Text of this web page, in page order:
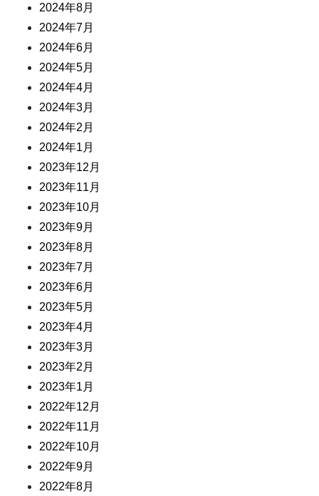
2024年8月
2024年7月
2024年6月
2024年5月
2024年4月
2024年3月
2024年2月
2024年1月
2023年12月
2023年11月
2023年10月
2023年9月
2023年8月
2023年7月
2023年6月
2023年5月
2023年4月
2023年3月
2023年2月
2023年1月
2022年12月
2022年11月
2022年10月
2022年9月
2022年8月